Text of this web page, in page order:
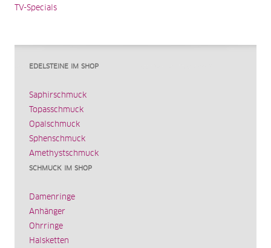
TV-Specials
EDELSTEINE IM SHOP
Saphirschmuck
Topasschmuck
Opalschmuck
Sphenschmuck
Amethystschmuck
SCHMUCK IM SHOP
Damenringe
Anhänger
Ohrringe
Halsketten